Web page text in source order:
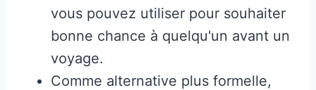
vous pouvez utiliser pour souhaiter
bonne chance à quelqu'un avant un
voyage.
Comme alternative plus formelle,